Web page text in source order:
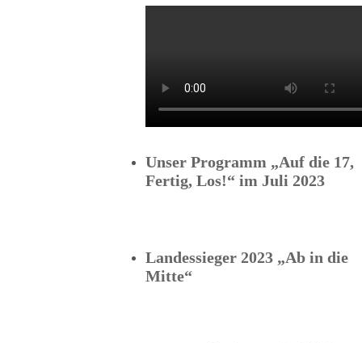
Unser Programm „Auf die 17,
Fertig, Los!“ im Juli 2023
Landessieger 2023 „Ab in die
Mitte“